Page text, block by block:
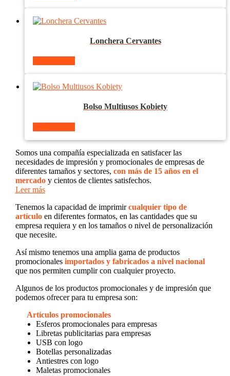
Lonchera Cervantes
Bolso Multiusos Kobiety
Somos una compañía especializada en satisfacer las
necesidades de impresión y promocionales de empresas de
diferentes tamaños y sectores, con más de 15 años en el
mercadoy cientos de clientes satisfechos.
Leer más
Tenemos la capacidad de imprimircualquier tipo de
artículoen diferentes formatos, en las cantidades que su
empresa requiera y en los tamaños o nivel de personalización
que necesite.
Así mismo tenemos una amplia gama de productos
promocionales importados y fabricados a nivel nacional
que nos permiten cumplir con cualquier proyecto.
Algunos de los productos promocionales y de impresión que
podemos ofrecer para tu empresa son:
Artículos promocionales
Esferos promocionales para empresas
Libretas publicitarias para empresas
USB con logo
Botellas personalizadas
Antiestres con logo
Maletas promocionales